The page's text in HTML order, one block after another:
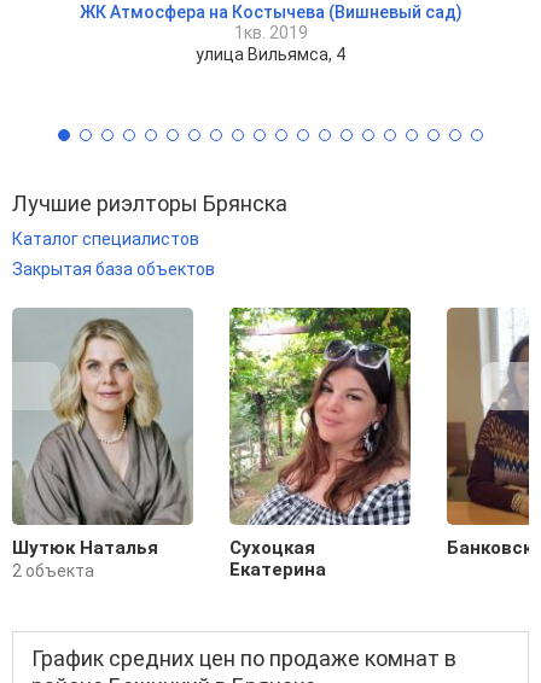
ЖК Атмосфера на Костычева (Вишневый сад)
1кв. 2019
улица Вильямса, 4
Лучшие риэлторы Брянска
Каталог специалистов
Закрытая база объектов
Шутюк Наталья
2 объекта
Сухоцкая
Екатерина
График средних цен по продаже комнат в